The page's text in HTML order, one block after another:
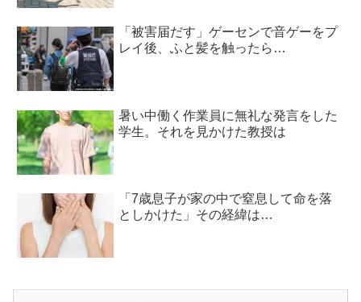
「被害届だす」ゲーセンで音ゲーをプ
レイ後、ふと髪を触ったら…
暑い中働く作業員に無礼な発言をした
学生。それを見かけた教授は
「7歳息子が家の中で窒息して命を落
としかけた」その経緯は…